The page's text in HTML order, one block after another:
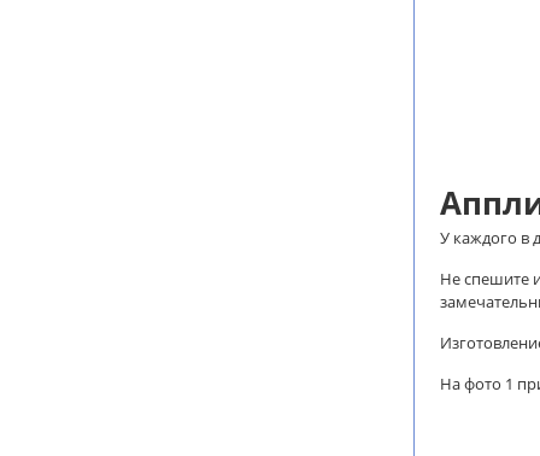
У каждого в
Не спешите
На фото 1